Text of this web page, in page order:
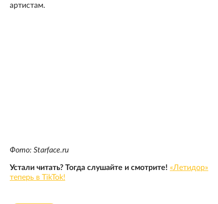
артистам.
Фото: Starface.ru
Устали читать? Тогда слушайте и смотрите! «Летидор»
теперь в TikTok!